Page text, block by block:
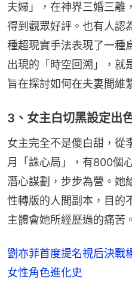
夫婦」，在神界三婚三離
得到觀眾好評。也有人認
種超現實手法表現了一種
出現的「時空回溯」，就
旨在探討如何在夫妻間維
3、女主白切黑設定出
女主完全不是傻白甜，從
月「誅心局」，有800個
潛心謀劃，步步為營。她
性轉版的人間副本，目的
主體會她所經歷過的痛苦。
劉亦菲首度提名視后決
女性角色進化史